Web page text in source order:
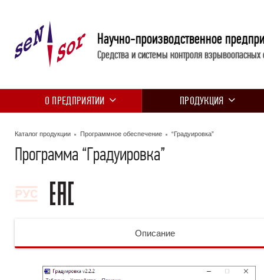
Научно-производственное
Средства и системы контроля взрывоопасных
О ПРЕДПРИЯТИИ ПРОДУКЦИЯ
Каталог продукции Программное обеспечение “Градуировка”
Программа “Градуировка”
Описание